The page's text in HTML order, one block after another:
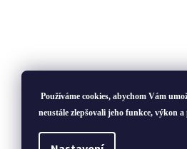
Používáme cookies, abychom Vám
neustále zlepšovali jeho funkce, výkon a